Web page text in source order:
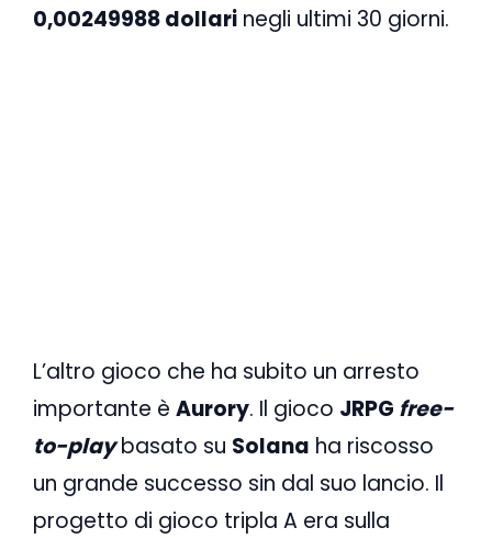
0,00249988 dollari negli ultimi 30 giorni.
L’altro gioco che ha subito un arresto
importante è Aurory. Il gioco JRPG free-
to-playbasato su Solana ha riscosso
un grande successo sin dal suo lancio. Il
progetto di gioco tripla A era sulla